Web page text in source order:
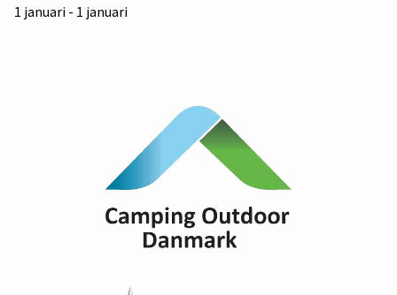
1 januari - 1 januari